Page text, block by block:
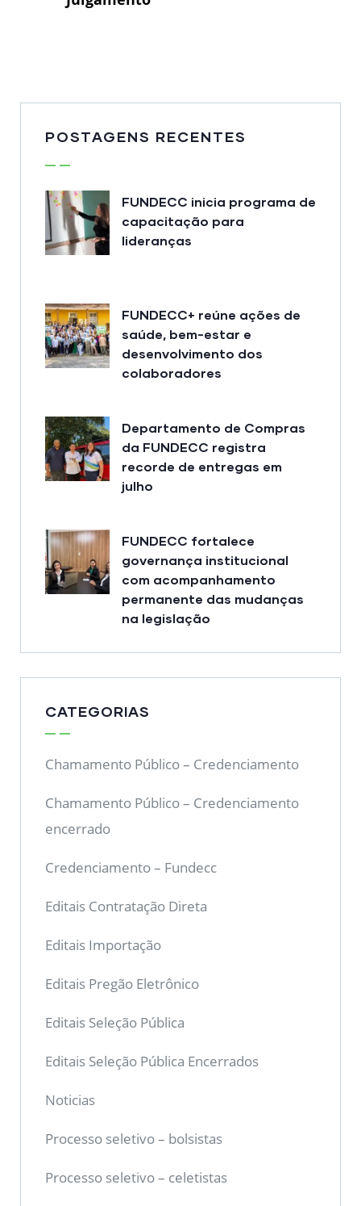
POSTAGENS RECENTES
FUNDECC inicia programa de
capacitação para
lideranças
FUNDECC+ reúne ações de
saúde, bem-estar e
desenvolvimento dos
colaboradores
Departamento de Compras
da FUNDECC registra
recorde de entregas em
julho
FUNDECC fortalece
governança institucional
com acompanhamento
permanente das mudanças
na legislação
CATEGORIAS
Chamamento Público – Credenciamento
Chamamento Público – Credenciamento
encerrado
Credenciamento – Fundecc
Editais Contratação Direta
Editais Importação
Editais Pregão Eletrônico
Editais Seleção Pública
Editais Seleção Pública Encerrados
Noticias
Processo seletivo – bolsistas
Processo seletivo – celetistas